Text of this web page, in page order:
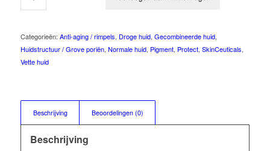
Categorieën: Anti-aging / rimpels, Droge huid, Gecombineerde huid,
Huidstructuur / Grove poriën, Normale huid, Pigment, Protect, SkinCeuticals,
Vette huid
Beschrijving Beoordelingen (0)
Beschrijving